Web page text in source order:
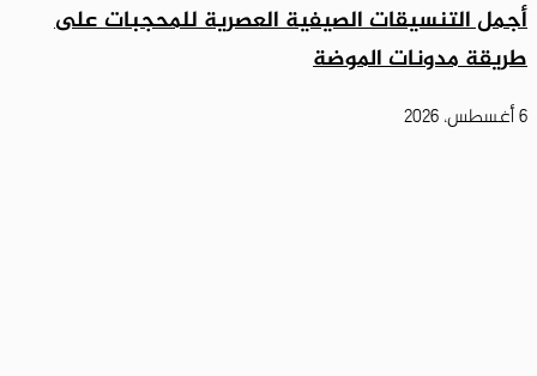
أجمل التنسيقات الصيفية العصرية للمحجبات على
طريقة مدونات الموضة
6 أغسطس، 2026